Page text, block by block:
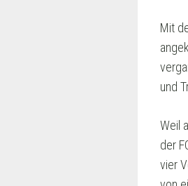
Mit
und
Weil
der
vier